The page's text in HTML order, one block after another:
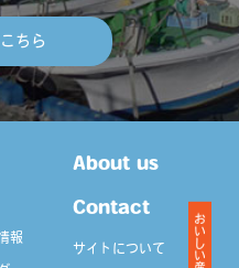
ちら
報
About us
Contact
サイトについて おいしい産業